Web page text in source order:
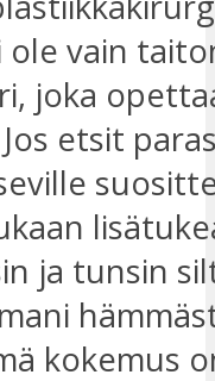
vain
joka
etsit
ja tunsin
kokemus